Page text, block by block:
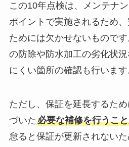
この10年点検は、メンテナ
ポイントで実施されるため
ためには欠かせないもので
の防除や防水加工の劣化状
にくい箇所の確認も行います
ただし、保証を延長するた
づいた必要な補修を行うこ
怠ると保証が更新されない